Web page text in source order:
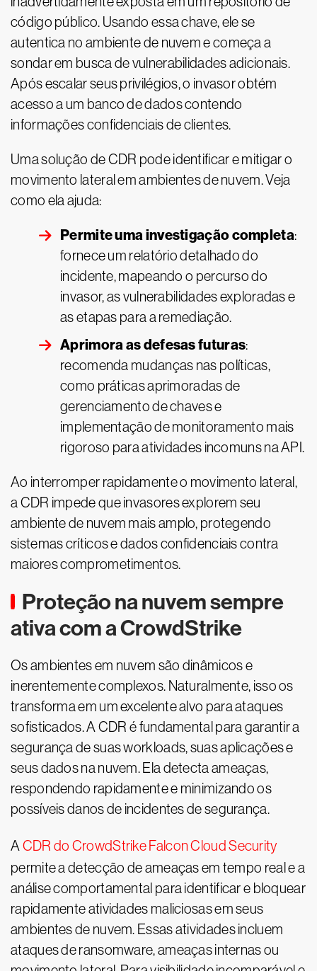
código público. Usando essa chave, ele se
autentica no ambiente de nuvem e começa a
sondar em busca de vulnerabilidades adicionais.
Após escalar seus privilégios, o invasor obtém
acesso a um banco de dados contendo
informações confidenciais de clientes.
Uma solução de CDR pode identificar e mitigar o
movimento lateral em ambientes de nuvem. Veja
como ela ajuda:
Permite uma investigação completa:
fornece um relatório detalhado do
incidente, mapeando o percurso do
invasor, as vulnerabilidades exploradas e
as etapas para a remediação.
Aprimora as defesas futuras:
recomenda mudanças nas políticas,
como práticas aprimoradas de
gerenciamento de chaves e
implementação de monitoramento mais
rigoroso para atividades incomuns na API.
Ao interromper rapidamente o movimento lateral,
a CDR impede que invasores explorem seu
ambiente de nuvem mais amplo, protegendo
sistemas críticos e dados confidenciais contra
maiores comprometimentos.
Proteção na nuvem sempre
ativa com a CrowdStrike
Os ambientes em nuvem são dinâmicos e
inerentemente complexos. Naturalmente, isso os
transforma em um excelente alvo para ataques
sofisticados. A CDR é fundamental para garantir a
segurança de suas workloads, suas aplicações e
seus dados na nuvem. Ela detecta ameaças,
respondendo rapidamente e minimizando os
possíveis danos de incidentes de segurança.
A CDR do CrowdStrike Falcon Cloud Security
permite a detecção de ameaças em tempo real e a
análise comportamental para identificar e bloquear
rapidamente atividades maliciosas em seus
ambientes de nuvem. Essas atividades incluem
ataques de ransomware, ameaças internas ou